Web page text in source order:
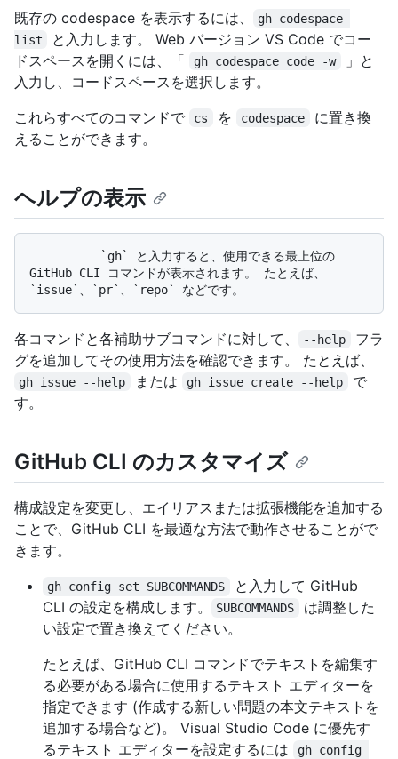
既存の codespace を表示するには、
gh codespace
list
と入力します。 Web バージョン VS Code でコー
ドスペースを開くには、「
gh codespace code -w
」と
入力し、コードスペースを選択します。
これらすべてのコマンドで
cs を codespace
に置き換
えることができます。
ヘルプの表示
GitHub CLI コマンドが表示されます。 たとえば、
各コマンドと各補助サブコマンドに対して、 --help
フラ
グを追加してその使用方法を確認できます。 たとえば、
gh issue --help または gh issue create --help
で
す。
GitHub CLI のカスタマイズ
構成設定を変更し、エイリアスまたは拡張機能を追加する
ことで、GitHub CLI を最適な方法で動作させることがで
きます。
gh config set SUBCOMMANDS
と入力して GitHub
CLI の設定を構成します。
SUBCOMMANDS
は調整した
い設定で置き換えてください。
たとえば、GitHub CLI コマンドでテキストを編集す
る必要がある場合に使用するテキスト エディターを
指定できます (作成する新しい問題の本文テキストを
追加する場合など)。 Visual Studio Code に優先す
るテキスト エディターを設定するには
gh config